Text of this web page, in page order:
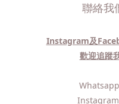
聯絡我
Instagram及
歡迎追蹤
Whatsapp
Instagram